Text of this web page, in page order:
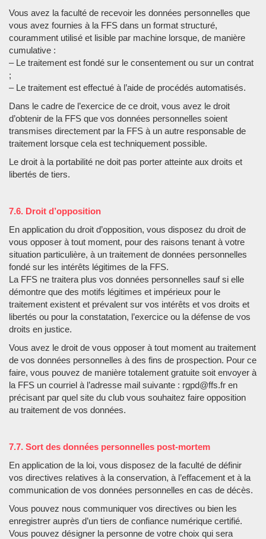
Vous avez la faculté de recevoir les données personnelles que
vous avez fournies à la FFS dans un format structuré,
couramment utilisé et lisible par machine lorsque, de manière
cumulative :
– Le traitement est fondé sur le consentement ou sur un contrat
;
– Le traitement est effectué à l’aide de procédés automatisés.
Dans le cadre de l’exercice de ce droit, vous avez le droit
d’obtenir de la FFS que vos données personnelles soient
transmises directement par la FFS à un autre responsable de
traitement lorsque cela est techniquement possible.
Le droit à la portabilité ne doit pas porter atteinte aux droits et
libertés de tiers.
7.6. Droit d’opposition
En application du droit d’opposition, vous disposez du droit de
vous opposer à tout moment, pour des raisons tenant à votre
situation particulière, à un traitement de données personnelles
fondé sur les intérêts légitimes de la FFS.
La FFS ne traitera plus vos données personnelles sauf si elle
démontre que des motifs légitimes et impérieux pour le
traitement existent et prévalent sur vos intérêts et vos droits et
libertés ou pour la constatation, l’exercice ou la défense de vos
droits en justice.
Vous avez le droit de vous opposer à tout moment au traitement
de vos données personnelles à des fins de prospection. Pour ce
faire, vous pouvez de manière totalement gratuite soit envoyer à
la FFS un courriel à l’adresse mail suivante : rgpd@ffs.fr en
précisant par quel site du club vous souhaitez faire opposition
au traitement de vos données.
7.7. Sort des données personnelles post-mortem
En application de la loi, vous disposez de la faculté de définir
vos directives relatives à la conservation, à l’effacement et à la
communication de vos données personnelles en cas de décès.
Vous pouvez nous communiquer vos directives ou bien les
enregistrer auprès d’un tiers de confiance numérique certifié.
Vous pouvez désigner la personne de votre choix qui sera